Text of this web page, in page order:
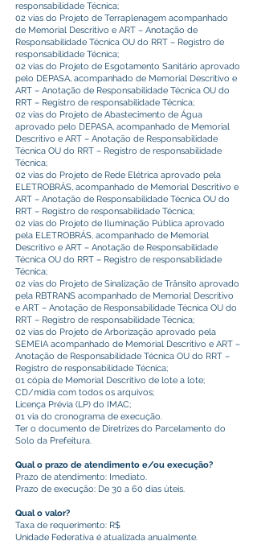
responsabilidade Técnica;
02 vias do Projeto de Terraplenagem acompanhado
de Memorial Descritivo e ART – Anotação de
Responsabilidade Técnica OU do RRT – Registro de
responsabilidade Técnica;
02 vias do Projeto de Esgotamento Sanitário aprovado
pelo DEPASA, acompanhado de Memorial Descritivo e
ART – Anotação de Responsabilidade Técnica OU do
RRT – Registro de responsabilidade Técnica;
02 vias do Projeto de Abastecimento de Água
aprovado pelo DEPASA, acompanhado de Memorial
Descritivo e ART – Anotação de Responsabilidade
Técnica OU do RRT – Registro de responsabilidade
Técnica;
02 vias do Projeto de Rede Elétrica aprovado pela
ELETROBRÁS, acompanhado de Memorial Descritivo e
ART – Anotação de Responsabilidade Técnica OU do
RRT – Registro de responsabilidade Técnica;
02 vias do Projeto de Iluminação Pública aprovado
pela ELETROBRÁS, acompanhado de Memorial
Descritivo e ART – Anotação de Responsabilidade
Técnica OU do RRT – Registro de responsabilidade
Técnica;
02 vias do Projeto de Sinalização de Trânsito aprovado
pela RBTRANS acompanhado de Memorial Descritivo
e ART – Anotação de Responsabilidade Técnica OU do
RRT – Registro de responsabilidade Técnica;
02 vias do Projeto de Arborização aprovado pela
SEMEIA acompanhado de Memorial Descritivo e ART –
Anotação de Responsabilidade Técnica OU do RRT –
Registro de responsabilidade Técnica;
01 cópia de Memorial Descritivo de lote a lote;
CD/mídia com todos os arquivos;
Licença Prévia (LP) do IMAC;
01 via do cronograma de execução.
Ter o documento de Diretrizes do Parcelamento do
Solo da Prefeitura.
Qual o prazo de atendimento e/ou execução?
Prazo de atendimento: Imediato.
Prazo de execução: De 30 a 60 dias úteis.
Qual o valor?
Taxa de requerimento: R$
Unidade Federativa é atualizada anualmente.